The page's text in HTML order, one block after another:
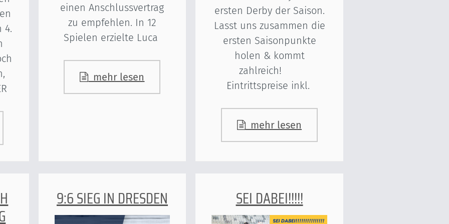
4.
einen Anschlussvertrag
zu empfehlen. In 12
Spielen erzielte Luca
mehr lesen
ersten Derby der Saison.
Lasst uns zusammen die
ersten Saisonpunkte
holen & kommt
zahlreich!
Eintrittspreise inkl.
mehr lesen
9:6 SIEG IN DRESDEN SEI DABEI!!!!!